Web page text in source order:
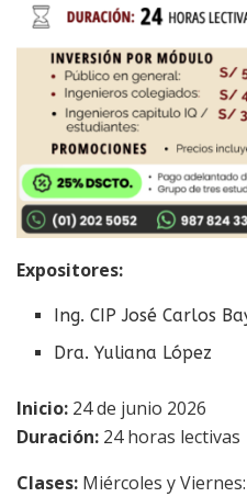
Expositores:
Ing. CIP José Carlos
Dra. Yuliana López
Inicio: 24 de junio 2026
Duración: 24 horas lectivas
Clases: Miércoles y